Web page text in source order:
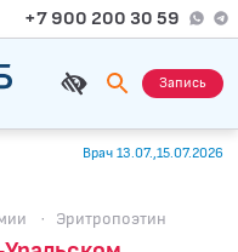
+7 900 200 30 59
Запись
Врач 13.07.,15.07.2026
· Эритропоэтин